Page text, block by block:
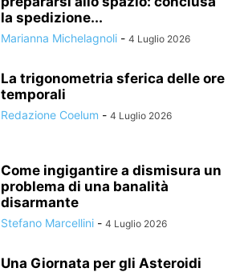
la spedizione...
Marianna Michelagnoli - 4 Luglio 2026
La trigonometria sferica delle ore
temporali
Redazione Coelum - 4 Luglio 2026
Come ingigantire a dismisura un
problema di una banalità
disarmante
Stefano Marcellini - 4 Luglio 2026
Una Giornata per gli Asteroidi